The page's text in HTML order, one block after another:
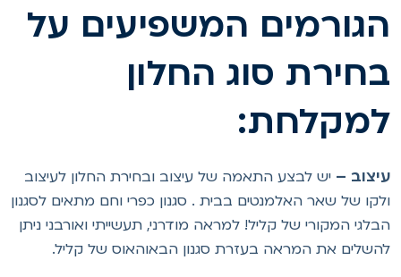
המשפיעים על
סוג החלון
– יש לבצע התאמה של עיצוב ובחירת החלון לעיצוב
של שאר האלמנטים בבית . סגנון כפרי וחם מתאים לסגנון
המקורי של קליל! למראה מודרני, תעשייתי ואורבני ניתן
את המראה בעזרת סגנון הבאוהאוס של קליל.